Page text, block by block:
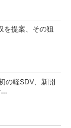
を提案、その狙
の軽SDV、新開